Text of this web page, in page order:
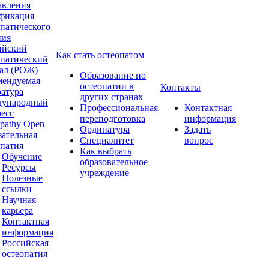
(РОЖ)
Open
Обучение
Ресурсы
Полезные
ссылки
Научная
карьера
Контактная
информация
Российская
остеопатия
Как стать остеопатом
Образование по
остеопатии в
других странах
Профессиональная
переподготовка
Ординатура
Специалитет
Как выбрать
образовательное
учреждение
Контакты
Контактная
информация
Задать
вопрос